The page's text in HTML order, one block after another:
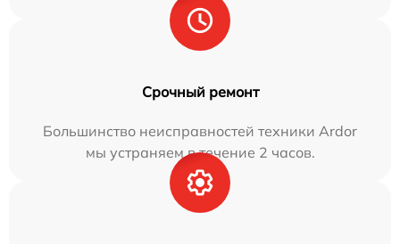
Срочный ремонт
Большинство неисправностей техники Ardor
мы устраняем в течение 2 часов.